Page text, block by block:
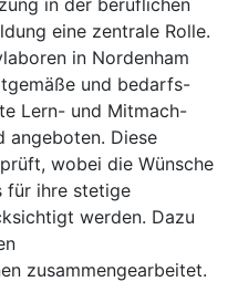
in der beruflichen
eine zentrale Rolle.
in Nordenham
und bedarfs-
Lern- und Mitmach-
angeboten. Diese
wobei die Wünsche
für ihre stetige
werden. Dazu
zusammengearbeitet.